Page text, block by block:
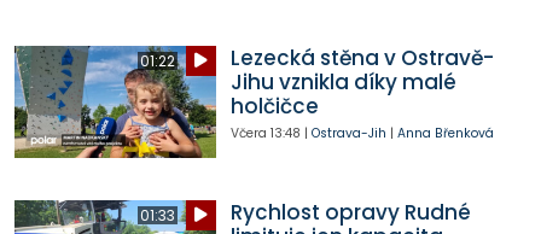
01:22
Lezecká stěna v Ostravě-
Jihu vznikla díky malé
holčičce
Včera 13:48 | Ostrava-Jih | Anna Břenková
01:33
Rychlost opravy Rudné